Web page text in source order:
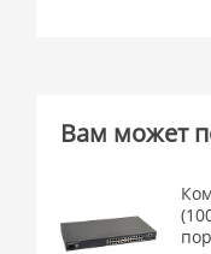
Вам может